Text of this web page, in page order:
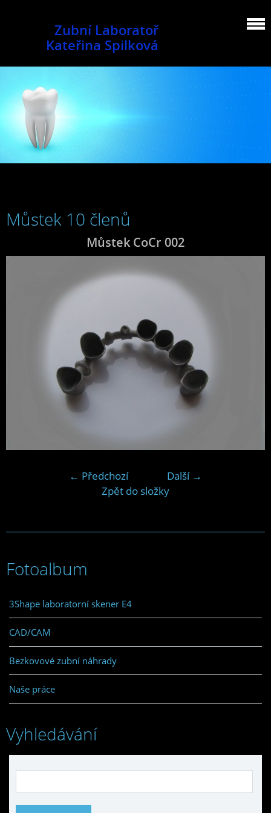
Zubní Laboratoř
Kateřina Spilková
Můstek 10 členů
Můstek CoCr 002
← Předchozí
Další →
Zpět do složky
Fotoalbum
3Shape laboratorní skener E4
CAD/CAM
Bezkovové zubní náhrady
Naše práce
Vyhledávání